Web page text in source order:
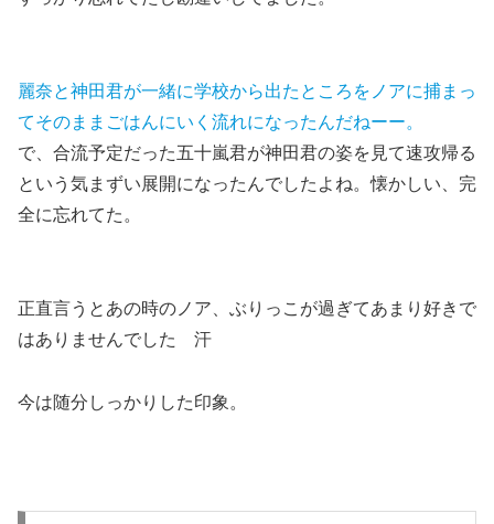
麗奈と神田君が一緒に学校から出たところをノアに捕まっ
てそのままごはんにいく流れになったんだねーー。
で、合流予定だった五十嵐君が神田君の姿を見て速攻帰る
という気まずい展開になったんでしたよね。懐かしい、完
全に忘れてた。
正直言うとあの時のノア、ぶりっこが過ぎてあまり好きで
はありませんでした 汗
今は随分しっかりした印象。